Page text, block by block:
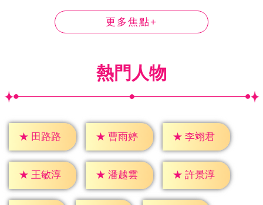
更多焦點+
熱門人物
★ 田路路 ★ 曹雨婷 ★ 李翊君
★ 王敏淳 ★ 潘越雲 ★ 許景淳